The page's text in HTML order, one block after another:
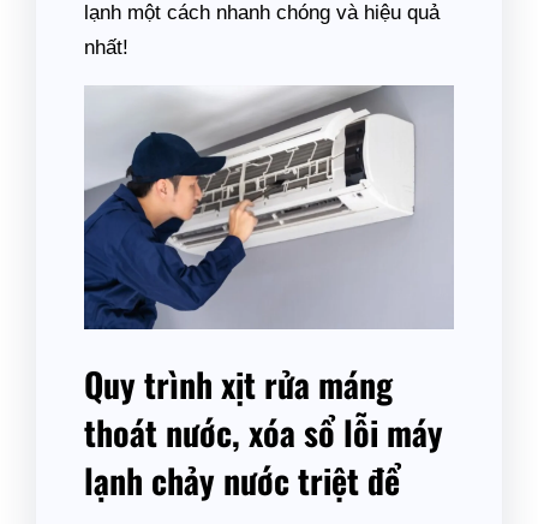
lạnh một cách nhanh chóng và hiệu quả
nhất!
Quy trình xịt rửa máng
thoát nước, xóa sổ lỗi máy
lạnh chảy nước triệt để